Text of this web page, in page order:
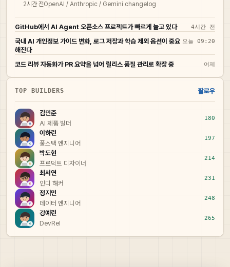
2시간 전OpenAI / Anthropic / Gemini changelog
GitHub에서 AI Agent 오픈소스 프로젝트가 빠르게 늘고 있다 4시간 전
국내 AI 개인정보 가이드 변화, 로그 저장과 학습 제외 옵션이 중요
해진다
오늘 09:20
코드 리뷰 자동화가 PR 요약을 넘어 릴리스 품질 관리로 확장 중 어제
TOP BUILDERS 팔로우
김민준
AI 제품 빌더
180
이하린
풀스택 엔지니어
197
박도현
프로덕트 디자이너
214
최서연
인디 해커
231
정지민
데이터 엔지니어
248
강예린
DevRel
265